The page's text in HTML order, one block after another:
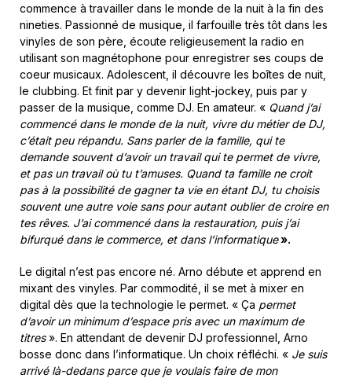
commence à travailler dans le monde de la nuit à la fin des
nineties. Passionné de musique, il farfouille très tôt dans les
vinyles de son père, écoute religieusement la radio en
utilisant son magnétophone pour enregistrer ses coups de
coeur musicaux. Adolescent, il découvre les boîtes de nuit,
le clubbing. Et finit par y devenir light-jockey, puis par y
passer de la musique, comme DJ. En amateur. « Quand j’ai
commencé dans le monde de la nuit, vivre du métier de DJ,
c’était peu répandu. Sans parler de la famille, qui te
demande souvent d’avoir un travail qui te permet de vivre,
et pas un travail où tu t’amuses. Quand ta famille ne croit
pas à la possibilité de gagner ta vie en étant DJ, tu choisis
souvent une autre voie sans pour autant oublier de croire en
tes rêves. J’ai commencé dans la restauration, puis j’ai
bifurqué dans le commerce, et dans l’informatique».
Le digital n’est pas encore né. Arno débute et apprend en
mixant des vinyles. Par commodité, il se met à mixer en
digital dès que la technologie le permet. « Ça permet
d’avoir un minimum d’espace pris avec un maximum de
titres». En attendant de devenir DJ professionnel, Arno
bosse donc dans l’informatique. Un choix réfléchi. « Je suis
arrivé là-dedans parce que je voulais faire de mon